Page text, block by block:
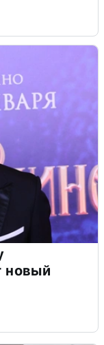
новый